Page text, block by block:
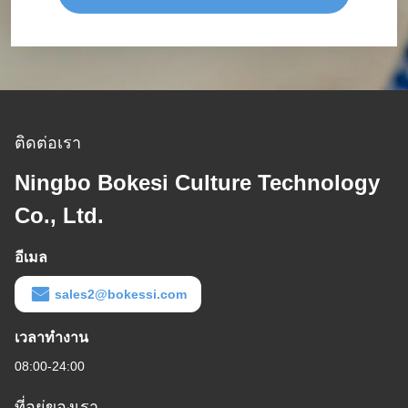
ติดต่อเรา
Ningbo Bokesi Culture Technology
Co., Ltd.
อีเมล
sales2@bokessi.com
เวลาทํางาน
08:00-24:00